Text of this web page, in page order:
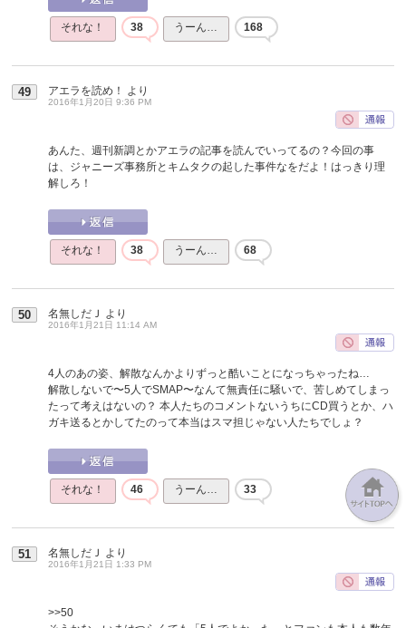
それな！ 38 うーん… 168
49 アエラを読め！ より
2016年1月20日 9:36 PM
あんた、週刊新調とかアエラの記事を読んでいってるの？今回の事
は、ジャニーズ事務所とキムタクの起した事件なをだよ！はっきり理
解しろ！
それな！ 38 うーん… 68
50 名無しだＪ より
2016年1月21日 11:14 AM
4人のあの姿、解散なんかよりずっと酷いことになっちゃったね…
解散しないで〜5人でSMAP〜なんて無責任に騒いで、苦しめてしまっ
たって考えはないの？ 本人たちのコメントないうちにCD買うとか、ハ
ガキ送るとかしてたのって本当はスマ担じゃない人たちでしょ？
それな！ 46 うーん… 33
51 名無しだＪ より
2016年1月21日 1:33 PM
>>50